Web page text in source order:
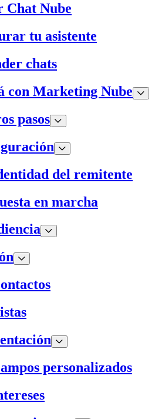
Chat Nube
tu asistente
chats
con Marketing Nube
pasos
del remitente
en marcha
personalizados